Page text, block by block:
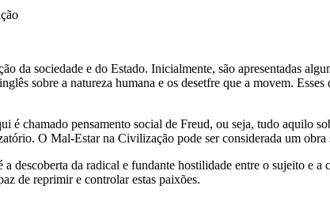
da sociedade e do Estado. Inicialmente, são apresentadas
sobre a natureza humana e os desetfre que a movem. Esses
chamado pensamento social de Freud, ou seja, tudo aquilo
O Mal-Estar na Civilização pode ser considerada um obra
descoberta da radical e fundante hostilidade entre o sujeito e
de reprimir e controlar estas paixões.